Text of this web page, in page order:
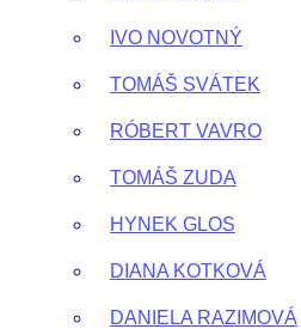
IVO NOVOTNÝ
TOMÁŠ SVÁTEK
RÓBERT VAVRO
TOMÁŠ ZUDA
HYNEK GLOS
DIANA KOTKOVÁ
DANIELA RAZIMOVÁ